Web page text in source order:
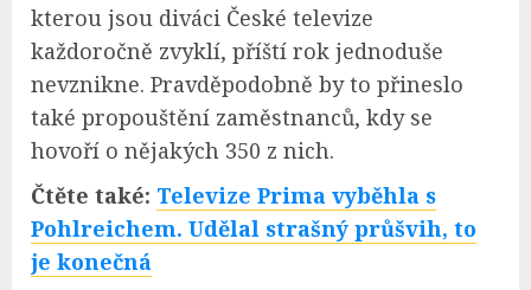
kterou jsou diváci České televize
každoročně zvyklí, příští rok jednoduše
nevznikne. Pravděpodobně by to přineslo
také propouštění zaměstnanců, kdy se
hovoří o nějakých 350 z nich.
Čtěte také: Televize Prima vyběhla s
Pohlreichem. Udělal strašný průšvih, to
je konečná